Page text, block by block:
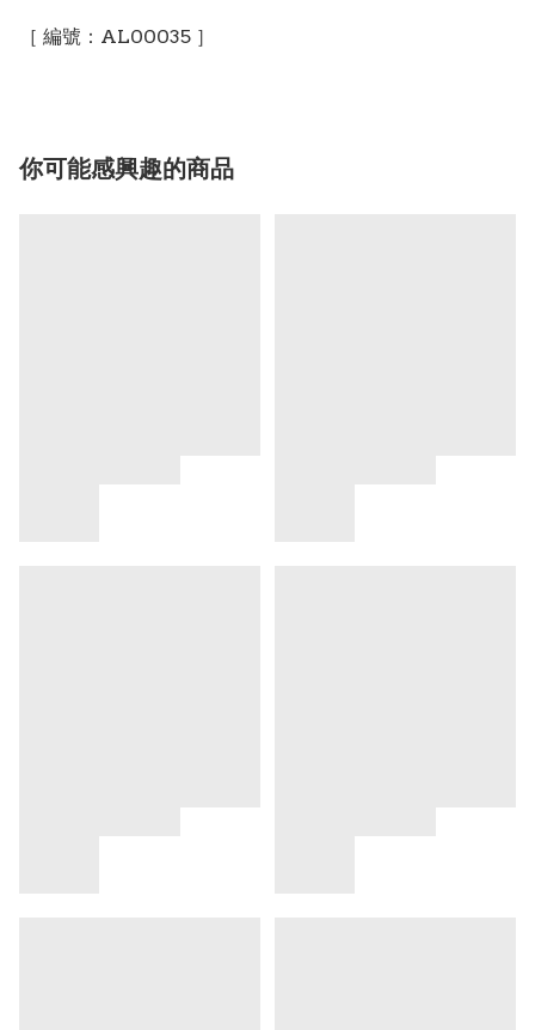
［ 編號：AL00035 ］
你可能感興趣的商品